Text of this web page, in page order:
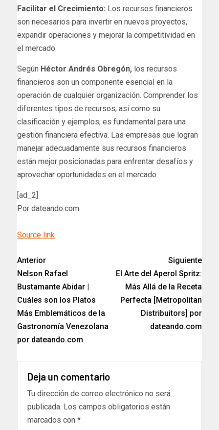
Facilitar el Crecimiento: Los recursos financieros
son necesarios para invertir en nuevos proyectos,
expandir operaciones y mejorar la competitividad en
el mercado.
Según Héctor Andrés Obregón, los recursos
financieros son un componente esencial en la
operación de cualquier organización. Comprender los
diferentes tipos de recursos, así como su
clasificación y ejemplos, es fundamental para una
gestión financiera efectiva. Las empresas que logran
manejar adecuadamente sus recursos financieros
están mejor posicionadas para enfrentar desafíos y
aprovechar oportunidades en el mercado.
[ad_2]
Por dateando.com
Source link
Anterior
Nelson Rafael
Bustamante Abidar |
Cuáles son los Platos
Más Emblemáticos de la
Gastronomía Venezolana
por dateando.com
Siguiente
El Arte del Aperol Spritz:
Más Allá de la Receta
Perfecta [Metropolitan
Distribuitors] por
dateando.com
Deja un comentario
Tu dirección de correo electrónico no será
publicada. Los campos obligatorios están
marcados con *